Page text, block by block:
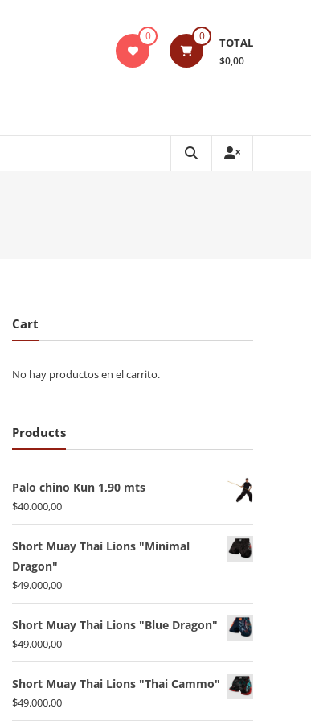
0 0 TOTAL
$0,00
Cart
No hay productos en el carrito.
Products
Palo chino Kun 1,90 mts
$40.000,00
Short Muay Thai Lions "Minimal
Dragon"
$49.000,00
Short Muay Thai Lions "Blue Dragon"
$49.000,00
Short Muay Thai Lions "Thai Cammo"
$49.000,00